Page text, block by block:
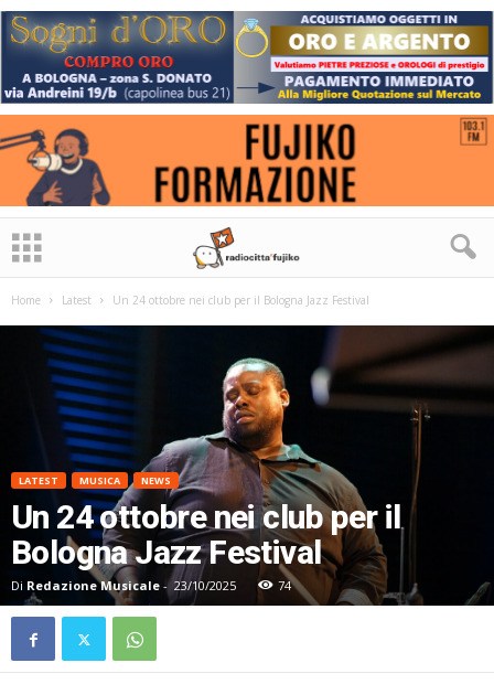
Home Latest Un 24 ottobre nei club per il Bologna Jazz Festival
LATEST MUSICA NEWS
Un 24 ottobre nei club per il
Bologna Jazz Festival
Di Redazione Musicale - 23/10/2025 74